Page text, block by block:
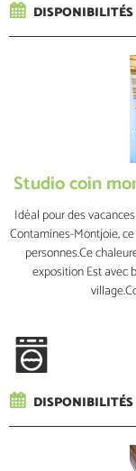
DISPONIBILITÉS
Studio coin
Idéal pour des
Contamines-Montjoie,
personnes.Ce
exposition Est avec
DISPONIBILITÉS